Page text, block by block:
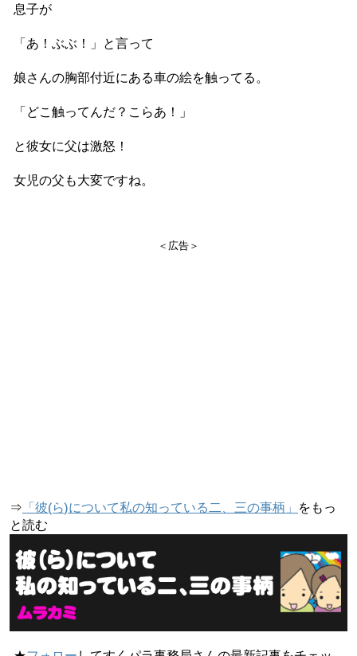
息子が
「あ！ぶぶ！」と言って
娘さんの胸部付近にある車の絵を触ってる。
「どこ触ってんだ？こらあ！」
と彼女に父は激怒！
女児の父も大変ですね。
＜広告＞
⇒ 「彼(ら)について私の知っている二、三の事柄」 をもっ
と読む